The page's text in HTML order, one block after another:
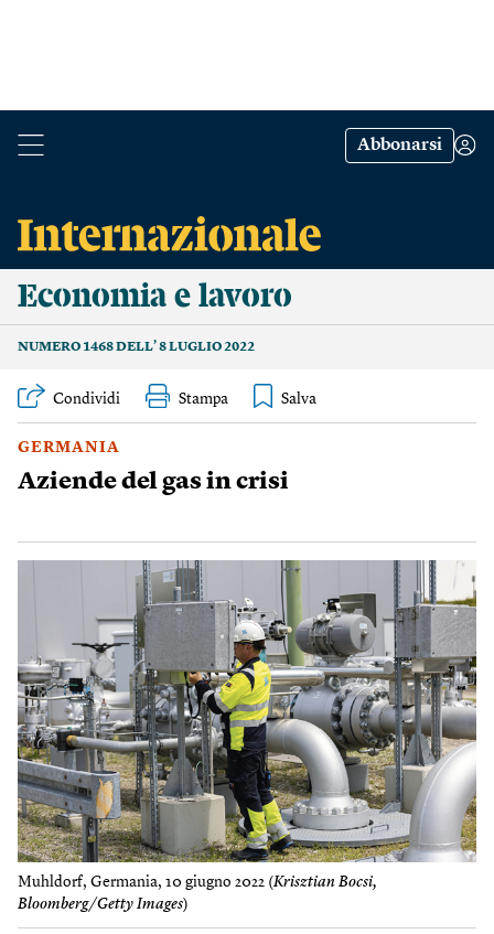
Abbonarsi
Economia e lavoro
NUMERO 1468 DELL’ 8 LUGLIO 2022
Condividi Stampa
GERMANIA
Aziende del gas in crisi
Muhldorf, Germania, 10 giugno 2022 (Krisztian Bocsi,
Bloomberg/Getty Images)